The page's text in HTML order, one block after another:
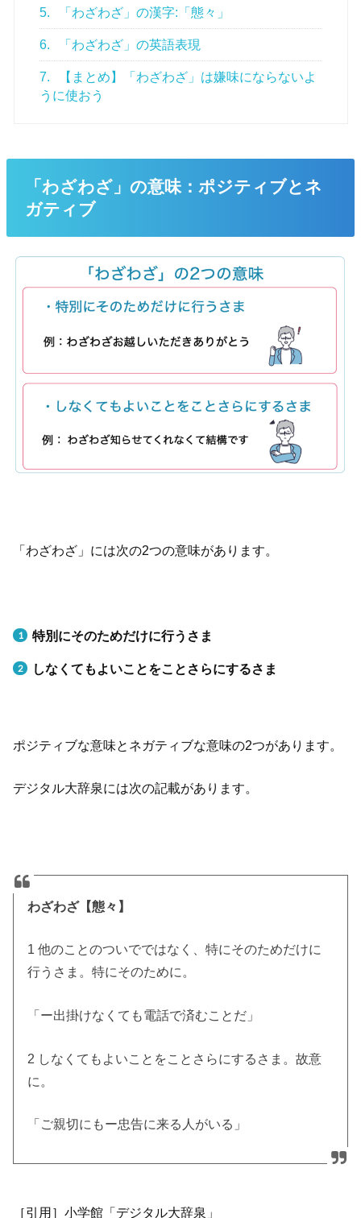
5. 「わざわざ」の漢字:「態々」
6. 「わざわざ」の英語表現
7.
【まとめ】「わざわざ」は嫌味にならないよ
うに使おう
「わざわざ」の意味：ポジティブとネ
ガティブ
「わざわざ」には次の2つの意味があります。
特別にそのためだけに行うさま
しなくてもよいことをことさらにするさま
ポジティブな意味とネガティブな意味の2つがあります。
デジタル大辞泉には次の記載があります。
わざわざ【態々】
1 他のことのついでではなく、特にそのためだけに
行うさま。特にそのために。
「ー出掛けなくても電話で済むことだ」
2 しなくてもよいことをことさらにするさま。故意
に。
「ご親切にもー忠告に来る人がいる」
［引用］小学館「デジタル大辞泉」